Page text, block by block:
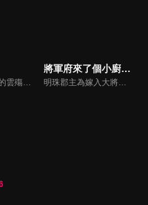
從小飽受折磨的雲殤為了照顧保護妹妹成為細雨閣的殺手，在執行任務的過程中，被單純善良的國舅公吳鸞打動，繼而愛上吳鸞，當她新的刺殺目標是吳鸞之時，雲殤為了愛情選擇放下屠刀，直面自己的愛人和親人。
將軍府來了個小廚娘之落難千金
明珠郡主為嫁入大將軍府，設計殘害蘇淺淺一家。蘇淺淺開始反擊，明珠和蘇淺淺都分別嫁進將軍府，在內宅之中鬥智鬥力，最終蘇淺淺攜手少年將軍楚君遙，完成復仇大計，並以超凡的廚藝贏得大家的喜愛。